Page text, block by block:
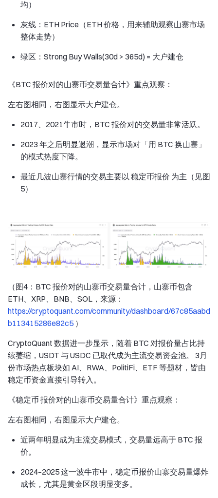
均）
灰线：ETH Price（ETH 价格，用来辅助观察山寨市场
整体走势）
绿区：Strong Buy Walls(30d > 365d) = 大户建仓
《BTC 报价对的山寨币交易量合计》重点观察：
左右图相同，右图显示大户建仓。
2017、2021牛市时，BTC 报价对的交易量非常活跃。
2023 年之后明显退潮，显示市场对「用 BTC 换山寨」
的模式热度下降。
最近几波山寨行情的交易主要以 稳定币报价 为主（见图
5）
（图4：BTC 报价对的山寨币交易量合计，山寨币包含
ETH、XRP、BNB、SOL，来源：
https://cryptoquant.com/community/dashboard/67c85aabd
b113415286e82c5 ）
CryptoQuant 数据进一步显示，随着 BTC 对报价量占比持
续萎缩，USDT 与 USDC 已取代成为主流交易资金池。 3月
份市场热点板块如 AI、RWA、PolitiFi、ETF 等题材，皆由
稳定币资金直接引导转入。
《稳定币 报价对的山寨币交易量合计》重点观察：
左右图相同，右图显示大户建仓。
近两年明显成为主流交易模式，交易量远高于 BTC 报
价。
2024–2025 这一波牛市中，稳定币报价山寨交易量爆炸
成长，尤其是黄金区段明显变多。